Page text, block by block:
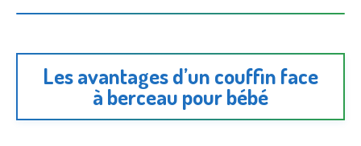
Les avantages d’un couffin face
à berceau pour bébé